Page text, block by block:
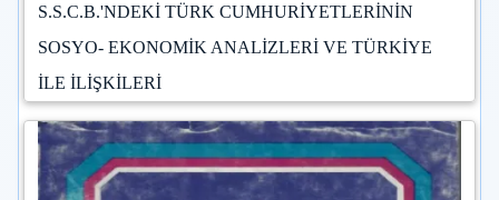
S.S.C.B.'NDEKİ TÜRK CUMHURİYETLERİNİN
SOSYO- EKONOMİK ANALİZLERİ VE TÜRKİYE
İLE İLİŞKİLERİ